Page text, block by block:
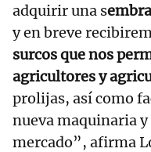
adquirir una s
y en breve
surcos que nos
agricultores y
prolijas, así como
nueva maquinaria
mercado”, afirma